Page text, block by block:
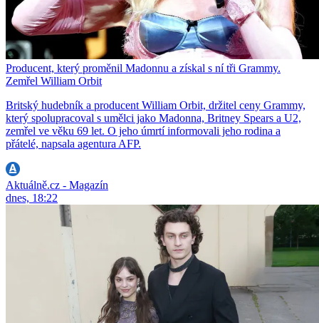
Producent, který proměnil Madonnu a získal s ní tři Grammy.
Zemřel William Orbit
Britský hudebník a producent William Orbit, držitel ceny Grammy,
který spolupracoval s umělci jako Madonna, Britney Spears a U2,
zemřel ve věku 69 let. O jeho úmrtí informovali jeho rodina a
přátelé, napsala agentura AFP.
Aktuálně.cz - Magazín
dnes, 18:22